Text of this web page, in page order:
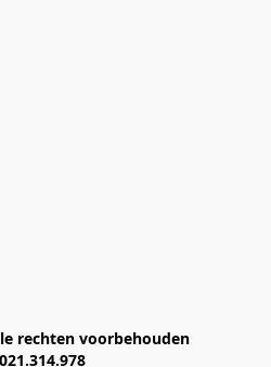
rechten voorbehouden